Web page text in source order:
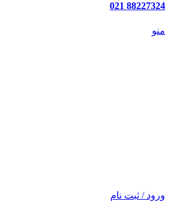
88227324 021
منو
ورود / ثبت نام